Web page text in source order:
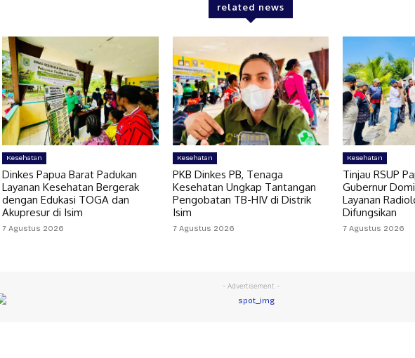
related news
Kesehatan
Dinkes Papua Barat Padukan
Layanan Kesehatan Bergerak
dengan Edukasi TOGA dan
Akupresur di Isim
7 Agustus 2026
Kesehatan
PKB Dinkes PB, Tenaga
Kesehatan Ungkap Tantangan
Pengobatan TB-HIV di Distrik
Isim
7 Agustus 2026
Kesehatan
Tinjau RSUP
Gubernur
Layanan
Difungsikan
7 Agustus 2026
- Advertisement -